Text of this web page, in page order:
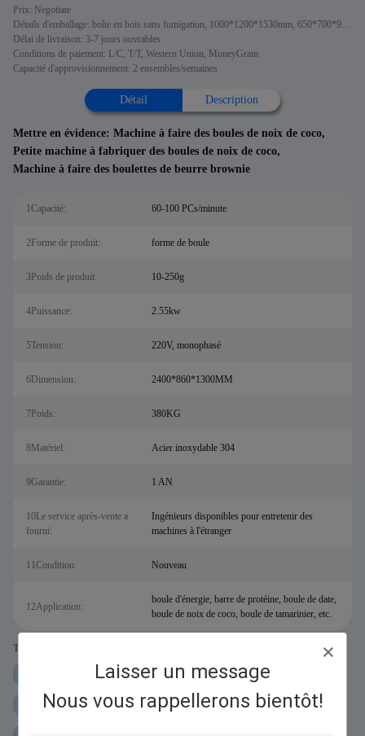
Laisser un message
Nous vous rappellerons bientôt!
Prix: Negotiate
Détails d'emballage: boîte en bois sans fumigation, 1000*1200*1530mm, 650*700*900mm
Délai de livraison: 3-7 jours ouvrables
Conditions de paiement: L/C, T/T, Western Union, MoneyGram
Capacité d'approvisionnement: 2 ensembles/semaines
Détail Description
Mettre en évidence: Machine à faire des boules de noix de coco,
Petite machine à fabriquer des boules de noix de coco,
Machine à faire des boulettes de beurre brownie
1Capacité: 60-100 PCs/minute
2Forme de produit: forme de boule
3Poids de produit: 10-250g
4Puissance: 2.55kw
5Tension: 220V, monophasé
6Dimension: 2400*860*1300MM
7Poids: 380KG
8Matériel: Acier inoxydable 304
9Garantie: 1 AN
10Le service après-vente a
fourni:
Ingénieurs disponibles pour entretenir des
machines à l'étranger
11Condition: Nouveau
12Application:
boule d'énergie, barre de protéine, boule de date,
boule de noix de coco, boule de tamarinier, etc.
Tags:
laminoir de boule de la protéine 250g
laminoir de boule de protéine d'iPAPA